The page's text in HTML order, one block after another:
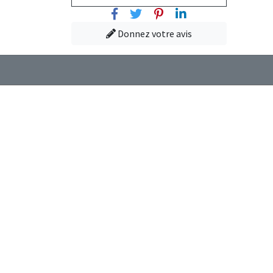
FacebookTwitterPinterest
Linkedin
Donnez votre avis